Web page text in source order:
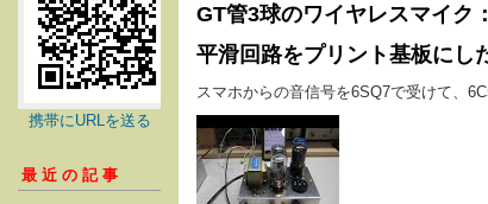
携帯にURLを送る
最近の記事
GT管3球のワイヤレスマイク
平滑回路をプリント基板にし
スマホからの音信号を6SQ7で受けて、